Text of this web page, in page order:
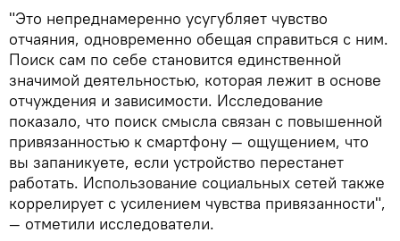
"Это непреднамеренно усугубляет чувство
отчаяния, одновременно обещая справиться с ним.
Поиск сам по себе становится единственной
значимой деятельностью, которая лежит в основе
отчуждения и зависимости. Исследование
показало, что поиск смысла связан с повышенной
привязанностью к смартфону — ощущением, что
вы запаникуете, если устройство перестанет
работать. Использование социальных сетей также
коррелирует с усилением чувства привязанности",
— отметили исследователи.